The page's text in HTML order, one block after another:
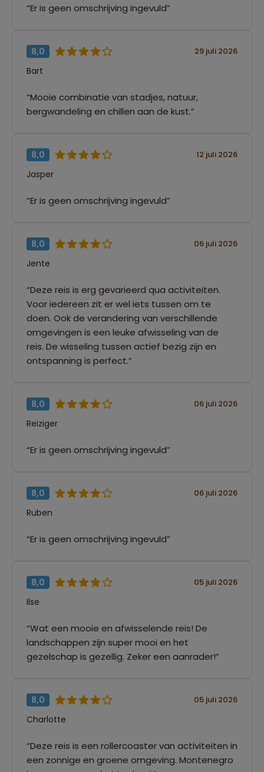
“Er is geen omschrijving ingevuld”
8,0 29 juli 2026
Bart
“Mooie combinatie van stadjes, natuur,
bergwandeling en chillen aan de kust.”
8,0 12 juli 2026
Jasper
“Er is geen omschrijving ingevuld”
8,0 06 juli 2026
Jente
“Deze reis is erg gevarieerd qua activiteiten.
Voor iedereen zit er wel iets tussen om te
doen. Ook de verandering van verschillende
omgevingen is een leuke afwisseling van de
reis. De wisseling tussen actief bezig zijn en
ontspanning is perfect.”
8,0 06 juli 2026
Reiziger
“Er is geen omschrijving ingevuld”
8,0 06 juli 2026
Ruben
“Er is geen omschrijving ingevuld”
8,0 05 juli 2026
Ilse
“Wat een mooie en afwisselende reis! De
landschappen zijn super mooi en het
gezelschap is gezellig. Zeker een aanrader!”
8,0 05 juli 2026
Charlotte
“Deze reis is een rollercoaster van activiteiten in
een zonnige en groene omgeving. Montenegro